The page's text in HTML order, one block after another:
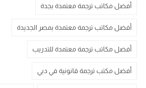
أفضل مكاتب ترجمة معتمدة بجدة
أفضل مكاتب ترجمة معتمدة بمصر الجديدة
أفضل مكاتب ترجمة معتمدة للتدريب
أفضل مكتب ترجمة قانونية في دبي